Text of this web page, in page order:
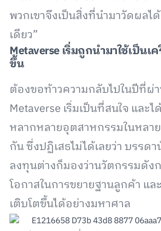
พวกเขาจึงเป็นสิ่งที่นำมาวัดผลไ
เดียว”
Metaverse เริ่มถูกนำมาใช้เป็น
ขึ้น
ต้องขอท้าวความกลับไปในปีที่ผ่
Metaverse เริ่มเป็นที่สนใจ และ
หลากหลายอุตสาหกรรมในหลา
กัน ซึ่งปฏิเสธไม่ได้เลยว่า บรรด
ลงทุนต่างก็มองว่านวัตกรรมดังก
โอกาสในการขยายฐานลูกค้า แ
เติบโตขึ้นได้อย่างมหาศาล